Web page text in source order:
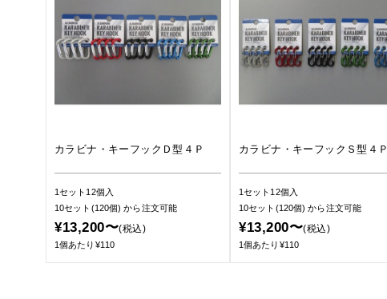
カラビナ・キーフックＤ型４Ｐ
1セット12個入
10セット(120個)から注文可能
¥13,200〜(税込)
1個あたり¥110
カラビナ・キーフックＳ型４Ｐ
1セット12個入
10セット(120個)から注文可能
¥13,200〜(税込)
1個あたり¥110